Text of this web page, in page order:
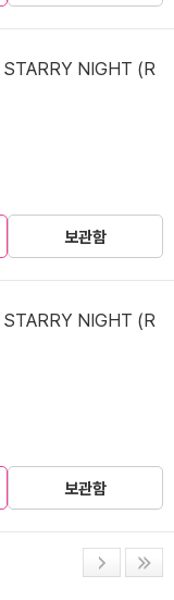
NIGHT (R
보관함
NIGHT (R
보관함